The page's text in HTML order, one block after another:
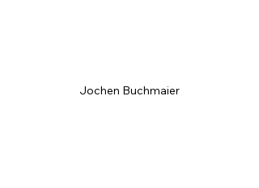
Jochen Buchmaier